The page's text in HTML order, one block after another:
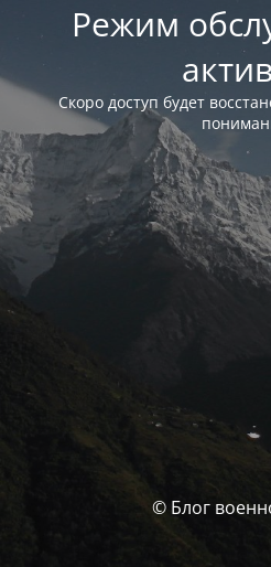
Режим
Скоро доступ будет
© Блог